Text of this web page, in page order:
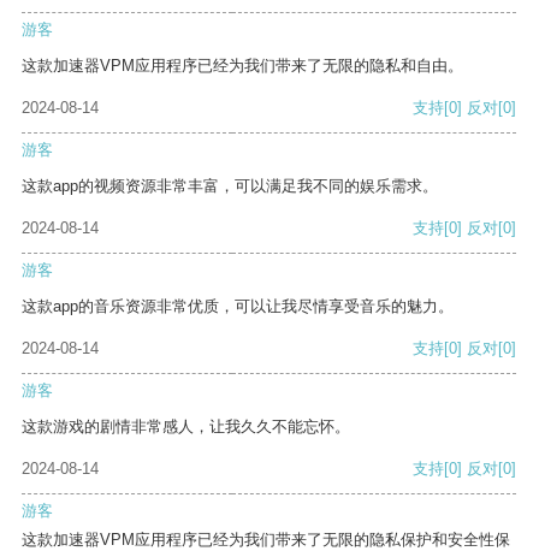
游客
这款加速器VPM应用程序已经为我们带来了无限的隐私和自由。
2024-08-14 支持[0] 反对[0]
游客
这款app的视频资源非常丰富，可以满足我不同的娱乐需求。
2024-08-14 支持[0] 反对[0]
游客
这款app的音乐资源非常优质，可以让我尽情享受音乐的魅力。
2024-08-14 支持[0] 反对[0]
游客
这款游戏的剧情非常感人，让我久久不能忘怀。
2024-08-14 支持[0] 反对[0]
游客
这款加速器VPM应用程序已经为我们带来了无限的隐私保护和安全性保